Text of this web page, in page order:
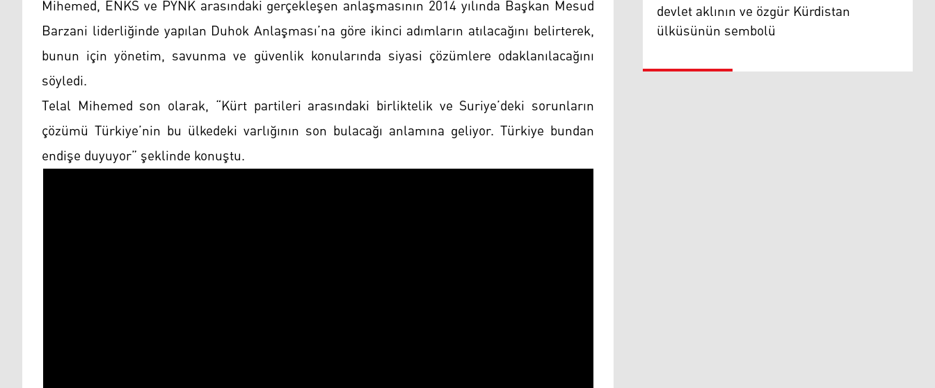
Mihemed, ENKS ve PYNK arasındaki gerçekleşen anlaşmasının 2014 yılında Başkan Mesud
Barzani liderliğinde yapılan Duhok Anlaşması’na göre ikinci adımların atılacağını belirterek,
bunun için yönetim, savunma ve güvenlik konularında siyasi çözümlere odaklanılacağını
söyledi.
Telal Mihemed son olarak, “Kürt partileri arasındaki birliktelik ve Suriye’deki sorunların
çözümü Türkiye’nin bu ülkedeki varlığının son bulacağı anlamına geliyor. Türkiye bundan
endişe duyuyor” şeklinde konuştu.
devlet aklının ve özgür Kürdistan
ülküsünün sembolü